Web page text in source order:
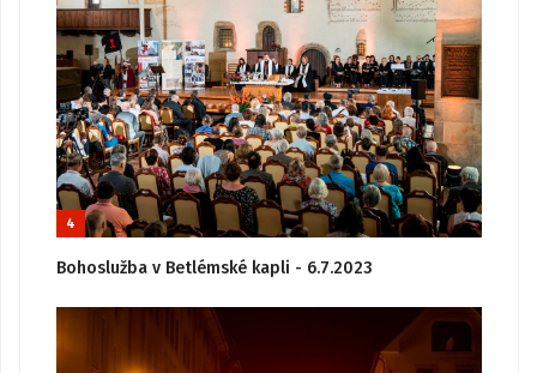
4
Bohoslužba v Betlémské kapli - 6.7.2023